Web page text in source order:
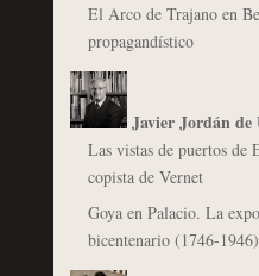
El Arco de Trajano en
propagandístico
Javier Jordán de
Las vistas de puertos de
copista de Vernet
Goya en Palacio. La
bicentenario (1746-1946)